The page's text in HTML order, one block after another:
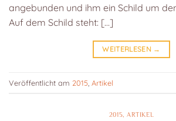
angebunden und ihm ein Schild um
Auf dem Schild steht: […]
WEITERLESEN →
Veröffentlicht am 2015 Artikel
2015,ARTIKEL